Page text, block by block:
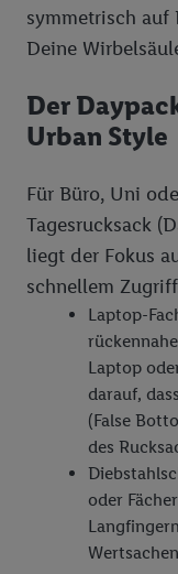
symmetrisch auf
Deine
Der
Urban Style
Für Büro, Uni
Tagesrucksack
liegt der Fokus
schnellem
Laptop-
Laptop
darauf,
(False
des
oder